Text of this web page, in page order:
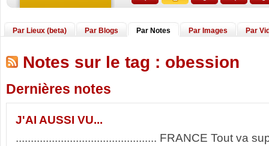
Par Lieux (beta) Par Blogs Par Notes Par Images Par
Notes sur le tag : obession
Dernières notes
J'AI AUSSI VU...
............................................... FRANCE Tout va